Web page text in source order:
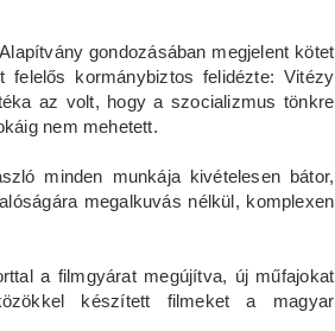
gondozásában megjelent kötet
kormánybiztos felidézte: Vitézy
az volt, hogy a szocializmus tönkre
nem mehetett.
minden munkája kivételesen bátor,
megalkuvás nélkül, komplexen
a filmgyárat megújítva, új műfajokat
készített filmeket a magyar